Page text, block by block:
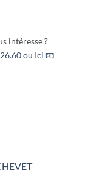
intéresse ?
ou Ici 📧